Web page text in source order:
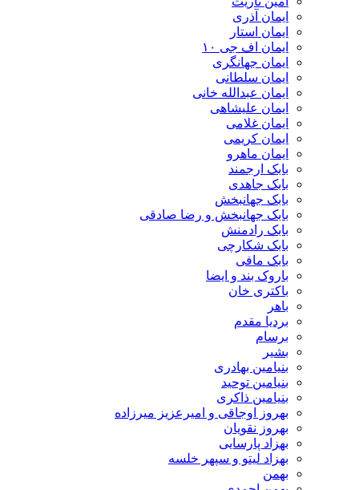
ایمان آذری
ایمان استار
ایمان اف جی ۱۰
ایمان جهانگری
ایمان سلطانی
ایمان عبدالله خانی
ایمان علیشاهی
ایمان غلامی
ایمان کریمی
ایمان ماهرو
بابک ارجمند
بابک جاهدی
بابک جهانبخش
بابک جهانبخش و رضا صادقی
بابک رادمنش
بابک شکارچی
بابک مافی
باروک بند و ایضا
باکتری خان
باهر
بردیا مقدم
برسام
بشیر
بنیامین بهادری
بنیامین توحید
بنیامین ذاکری
بهروز اوجاقی و امیرعزیز میرزاده
بهروز نقویان
بهزاد پارسایی
بهزاد لیتو و سپهر خلسه
بهمن